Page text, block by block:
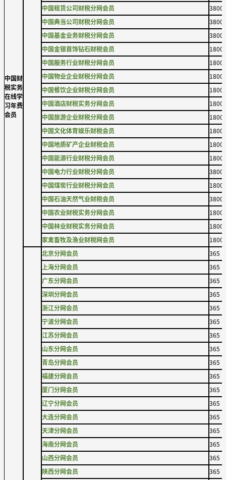
中国财
税实务
在线学
习年费
会员
中国租赁公司财税分网会员
3800
中国典当公司财税分网会员
3800
中国基金业务财税分网会员
3800
中国金银首饰钻石财税会员
1800
中国服务行业财税分网会员
1800
中国物业企业财税分网会员
1800
中国餐饮企业财税分网会员
1800
中国酒店财税实务分网会员
1800
中国旅游企业财税分网会员
1800
中国文化体育娱乐财税会员
1800
中国地质矿产企业财税会员
1800
中国能源行业财税分网会员
1800
中国电力行业财税分网会员
3800
中国煤炭行业财税分网会员
1800
中国石油天然气业财税会员
3800
中国农业财税实务分网会员
1800
中国林业财税实务分网会员
1800
家禽畜牧及渔业财税网会员
1800
北京分网会员
365
上海分网会员
365
广东分网会员
365
深圳分网会员
365
浙江分网会员
365
宁波分网会员
365
江苏分网会员
365
山东分网会员
365
青岛分网会员
365
福建分网会员
365
厦门分网会员
365
辽宁分网会员
365
大连分网会员
365
天津分网会员
365
海南分网会员
365
山西分网会员
365
陕西分网会员
365